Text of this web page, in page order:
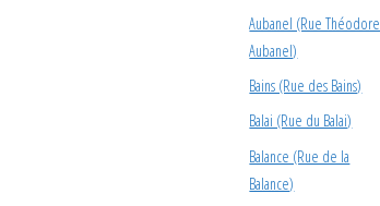
Aubanel (Rue Théodore
Aubanel)
Bains (Rue des Bains)
Balai (Rue du Balai)
Balance (Rue de la
Balance)